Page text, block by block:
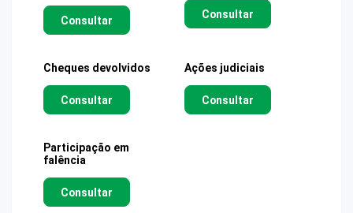
Consultar Consultar
Cheques devolvidos
Consultar
Ações judiciais
Consultar
Participação em
falência
Consultar